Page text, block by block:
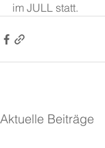
im JULL statt.
Aktuelle Beiträge